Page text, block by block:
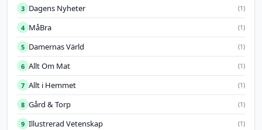
3 Dagens Nyheter (1)
4 MåBra (1)
5 Damernas Värld (1)
6 Allt Om Mat (1)
7 Allt i Hemmet (1)
8 Gård & Torp (1)
9 Illustrerad Vetenskap (1)